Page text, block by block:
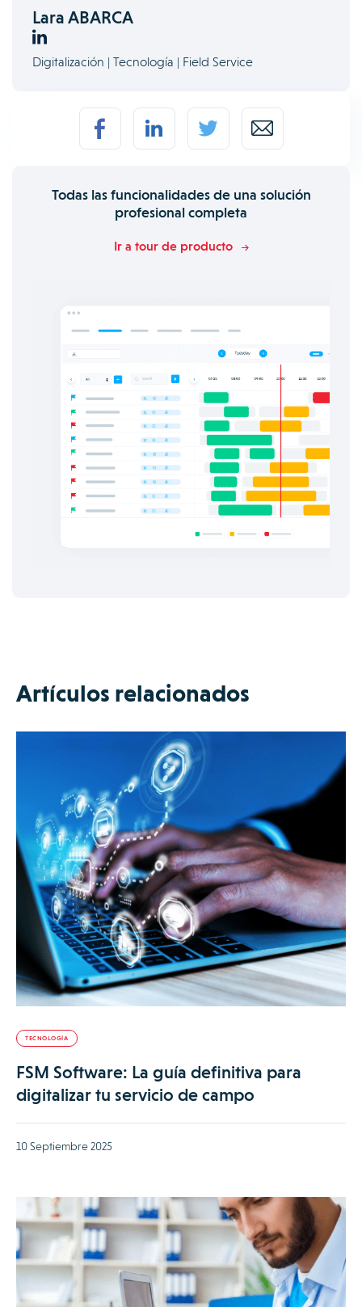
Lara ABARCA
Digitalización | Tecnología | Field Service
Todas las funcionalidades de una solución
profesional completa
Ir a tour de producto
Artículos relacionados
TECNOLOGÍA
FSM Software: La guía definitiva para
digitalizar tu servicio de campo
10 Septiembre 2025